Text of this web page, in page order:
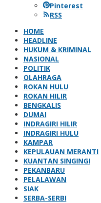
Pinterest
RSS
HOME
HEADLINE
HUKUM & KRIMINAL
NASIONAL
POLITIK
OLAHRAGA
ROKAN HULU
ROKAN HILIR
BENGKALIS
DUMAI
INDRAGIRI HILIR
INDRAGIRI HULU
KAMPAR
KEPULAUAN MERANTI
KUANTAN SINGINGI
PEKANBARU
PELALAWAN
SIAK
SERBA-SERBI